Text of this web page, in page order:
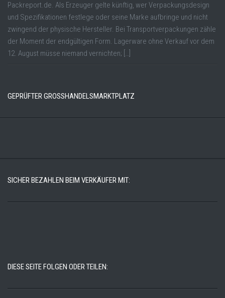
Packreport.de. Als Erzeuger gelte künftig, wer Verpackungsdesign
und Spezifikationen festlege oder seine Marke aufbringe und nicht
zwingend der physische Hersteller. Bei Transportverpackungen zähle
der Moment der endgültigen Form. Lagerware ohne Verkauf vor dem
12. August müsse niemand vernichten; […]
GEPRÜFTER GROSSHANDELSMARKTPLATZ
SICHER BEZAHLEN BEIM VERKÄUFER MIT:
DIESE SEITE FOLGEN ODER TEILEN: